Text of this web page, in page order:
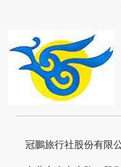
冠鵬旅行社股份有限